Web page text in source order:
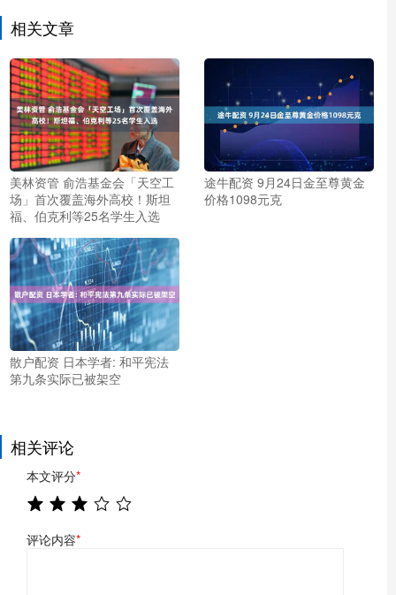
相关文章
美林资管 俞浩基金会「天空工
场」首次覆盖海外高校！斯坦
福、伯克利等25名学生入选
途牛配资 9月24日金至尊黄金
价格1098元克
散户配资 日本学者: 和平宪法
第九条实际已被架空
相关评论
本文评分*
评论内容*